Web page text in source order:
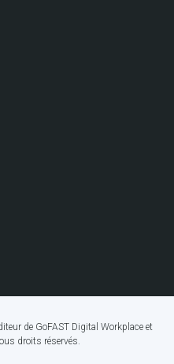
de GoFAST Digital Workplace et
droits réservés.